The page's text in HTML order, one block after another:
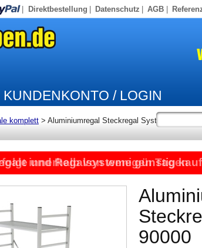
Direktbestellung Datenschutz AGB
KUNDENKONTO / LOGIN
komplett > Aluminiumregal Steckregal System
und Regalsysteme günstig
innerhalb von wenigen Tagen
90000